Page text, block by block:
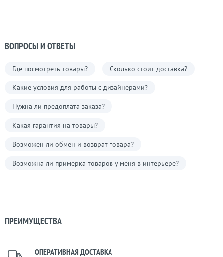
ВОПРОСЫ И ОТВЕТЫ
Где посмотреть товары? Сколько стоит доставка?
Какие условия для работы с дизайнерами?
Нужна ли предоплата заказа?
Какая гарантия на товары?
Возможен ли обмен и возврат товара?
Возможна ли примерка товаров у меня в интерьере?
ПРЕИМУЩЕСТВА
ОПЕРАТИВНАЯ ДОСТАВКА